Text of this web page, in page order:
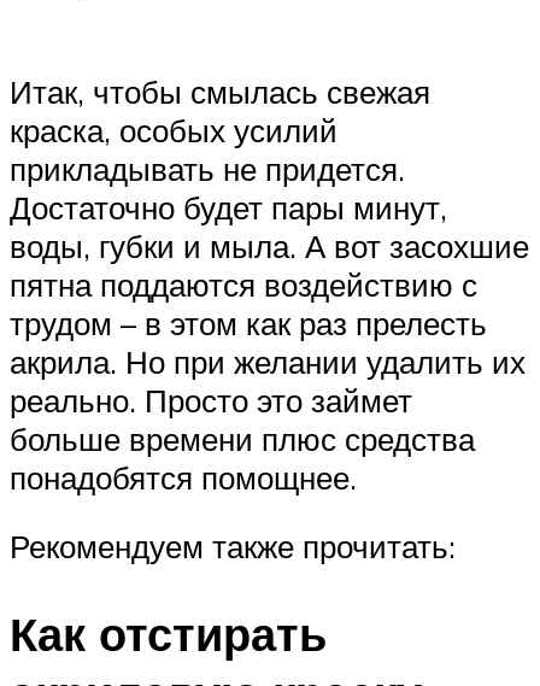
Итак, чтобы смылась свежая
краска, особых усилий
прикладывать не придется.
Достаточно будет пары минут,
воды, губки и мыла. А вот засохшие
пятна поддаются воздействию с
трудом – в этом как раз прелесть
акрила. Но при желании удалить их
реально. Просто это займет
больше времени плюс средства
понадобятся помощнее.
Рекомендуем также прочитать:
Как отстирать